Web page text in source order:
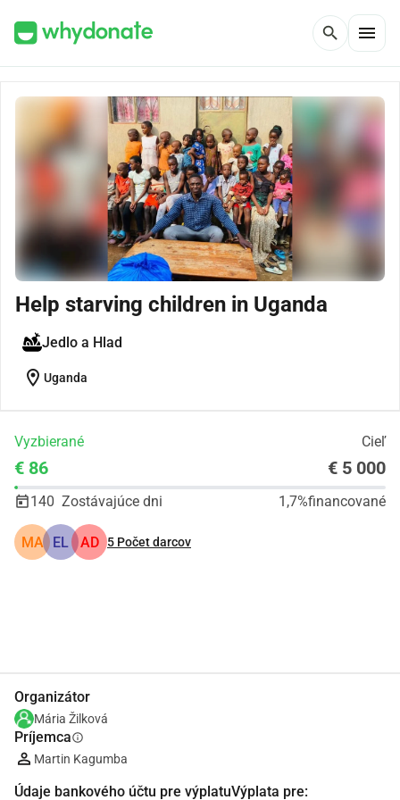
search menu
Help starving children in Uganda
Jedlo a Hlad
location_on Uganda
Vyzbierané Cieľ
€ 86 € 5 000
140 Zostávajúce dni 1,7%financované
MA EL AD 5 Počet darcov
Organizátor
Mária Žilková
Príjemcainfo
Martin Kagumba
Údaje bankového účtu pre výplatuVýplata pre: